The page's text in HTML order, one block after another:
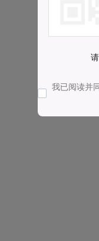
我已阅读并